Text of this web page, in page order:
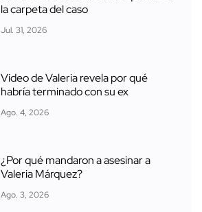
la carpeta del caso
Jul. 31, 2026
Video de Valeria revela por qué
habría terminado con su ex
Ago. 4, 2026
¿Por qué mandaron a asesinar a
Valeria Márquez?
Ago. 3, 2026